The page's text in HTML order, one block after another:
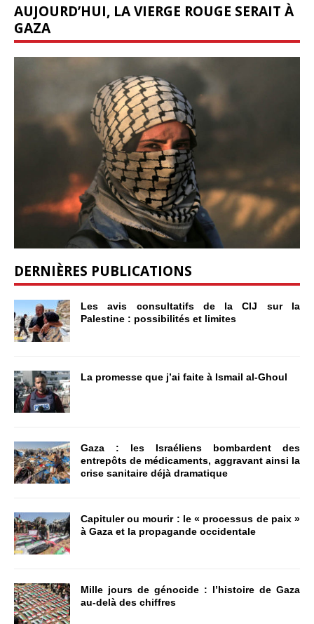
AUJOURD’HUI, LA VIERGE ROUGE SERAIT À
GAZA
DERNIÈRES PUBLICATIONS
Les avis consultatifs de la CIJ sur la
Palestine : possibilités et limites
La promesse que j’ai faite à Ismail al-Ghoul
Gaza : les Israéliens bombardent des
entrepôts de médicaments, aggravant ainsi la
crise sanitaire déjà dramatique
Capituler ou mourir : le « processus de paix »
à Gaza et la propagande occidentale
Mille jours de génocide : l’histoire de Gaza
au-delà des chiffres